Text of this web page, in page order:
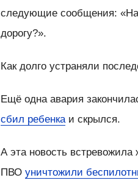
следующие сообщения: «На
дорогу?».
Как долго устраняли
Ещё одна авария
сбил ребенкаи скрылся.
А эта новость
ПВОуничтожили